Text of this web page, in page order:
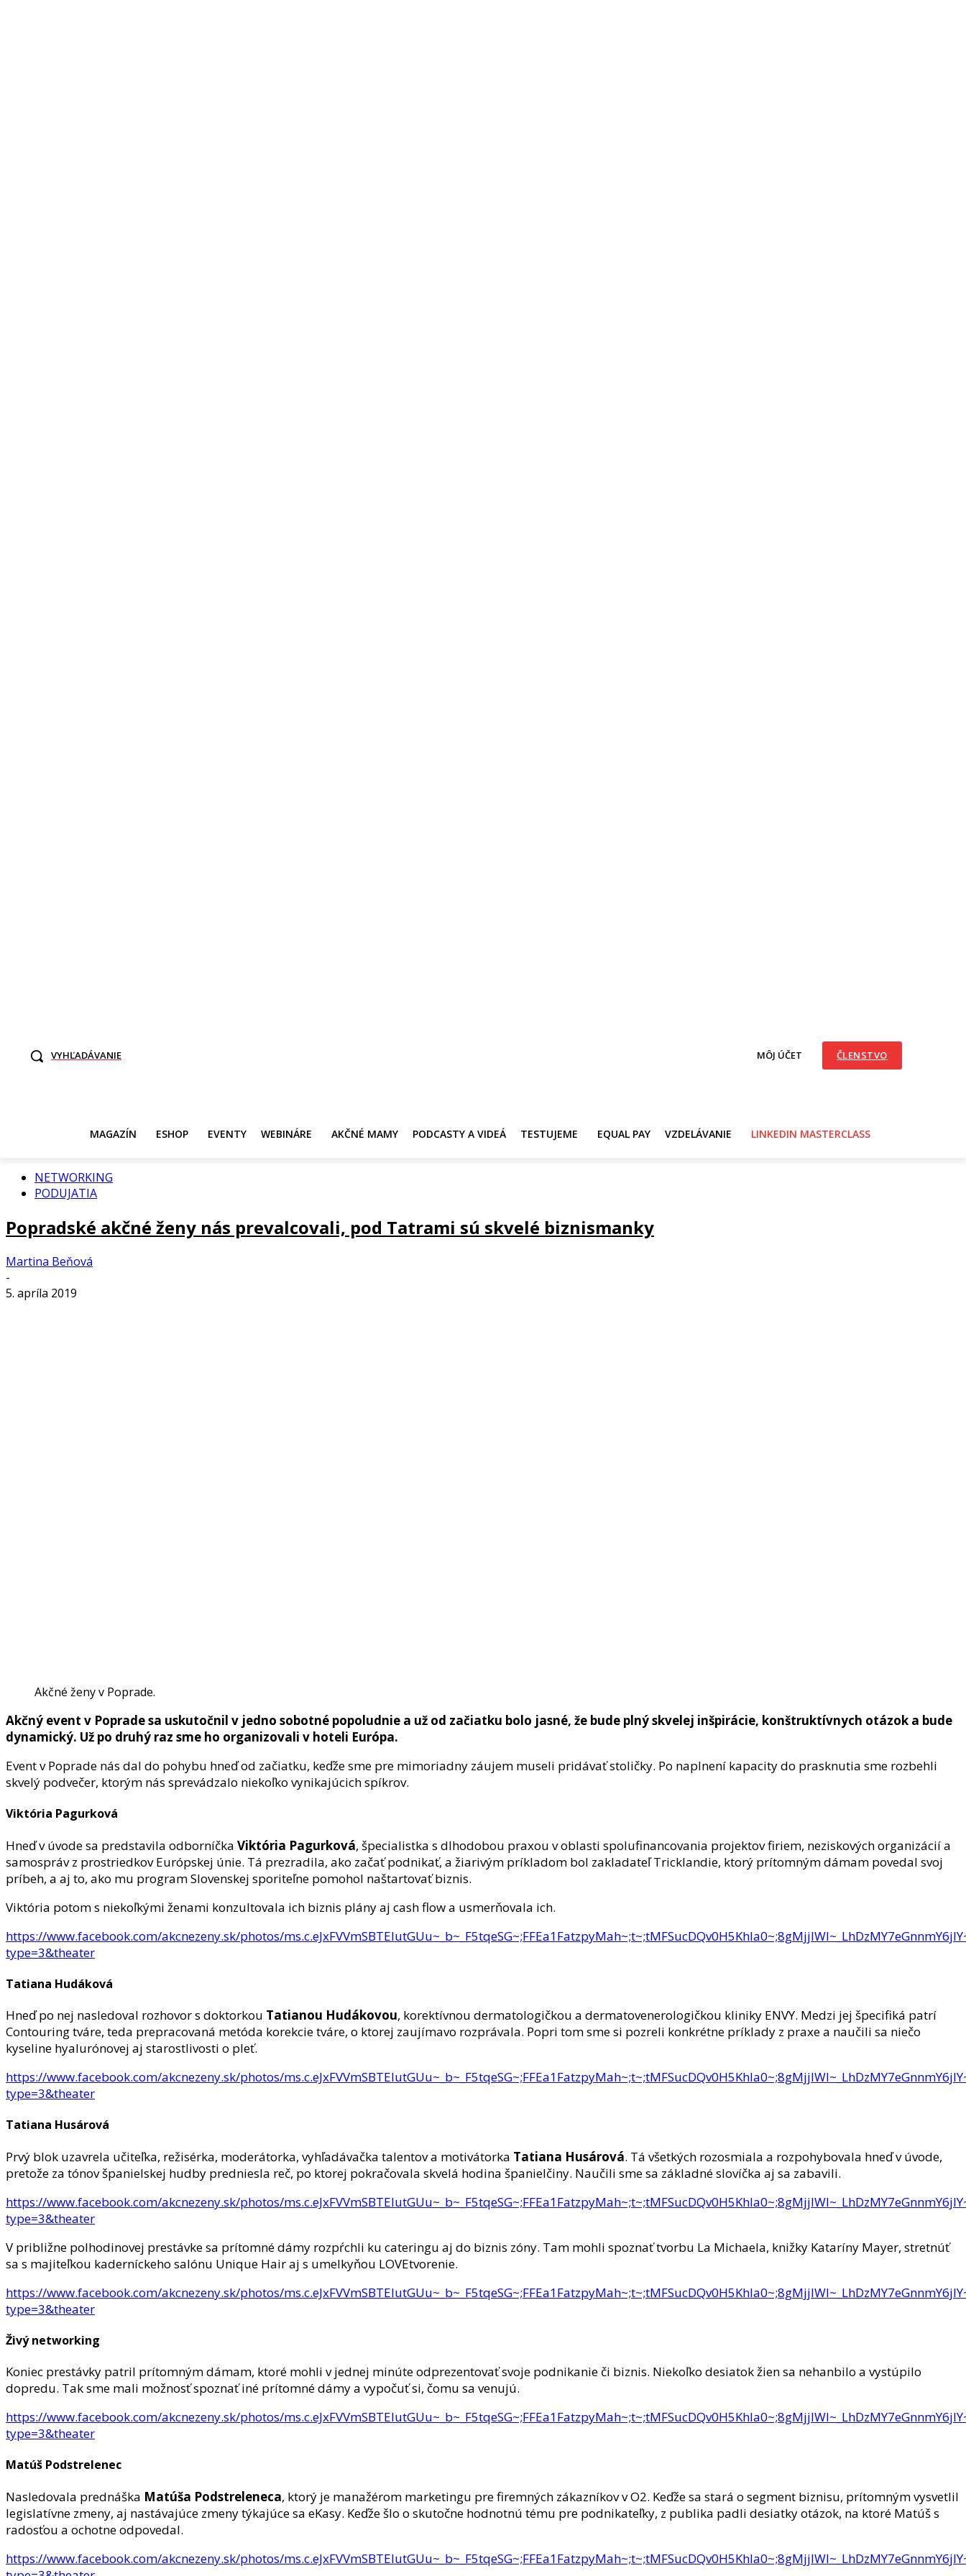
VYHĽADÁVANIE MÔJ ÚČET ČLENSTVO
MAGAZÍN ESHOP EVENTY WEBINÁRE AKČNÉ MAMY PODCASTY A VIDEÁ TESTUJEME EQUAL PAY VZDELÁVANIE LINKEDIN MASTERCLASS
NETWORKING
PODUJATIA
Popradské akčné ženy nás prevalcovali, pod Tatrami sú skvelé biznismanky
Martina Beňová
-
5. apríla 2019
Akčné ženy v Poprade.
Akčný event v Poprade sa uskutočnil v jedno sobotné popoludnie a už od začiatku bolo jasné, že bude plný skvelej inšpirácie, konštruktívnych otázok a bude
dynamický. Už po druhý raz sme ho organizovali v hoteli Európa.
Event v Poprade nás dal do pohybu hneď od začiatku, keďže sme pre mimoriadny záujem museli pridávať stoličky. Po naplnení kapacity do prasknutia sme rozbehli
skvelý podvečer, ktorým nás sprevádzalo niekoľko vynikajúcich spíkrov.
Viktória Pagurková
Hneď v úvode sa predstavila odborníčka Viktória Pagurková, špecialistka s dlhodobou praxou v oblasti spolufinancovania projektov firiem, neziskových organizácií a
samospráv z prostriedkov Európskej únie. Tá prezradila, ako začať podnikať, a žiarivým príkladom bol zakladateľ Tricklandie, ktorý prítomným dámam povedal svoj
príbeh, a aj to, ako mu program Slovenskej sporiteľne pomohol naštartovať biznis.
Viktória potom s niekoľkými ženami konzultovala ich biznis plány aj cash flow a usmerňovala ich.
https://www.facebook.com/akcnezeny.sk/photos/
type=3&theater
Tatiana Hudáková
Hneď po nej nasledoval rozhovor s doktorkou Tatianou Hudákovou, korektívnou dermatologičkou a dermatovenerologičkou kliniky ENVY. Medzi jej špecifiká patrí
Contouring tváre, teda prepracovaná metóda korekcie tváre, o ktorej zaujímavo rozprávala. Popri tom sme si pozreli konkrétne príklady z praxe a naučili sa niečo
kyseline hyalurónovej aj starostlivosti o pleť.
https://www.facebook.com/akcnezeny.sk/photos/
type=3&theater
Tatiana Husárová
Prvý blok uzavrela učiteľka, režisérka, moderátorka, vyhľadávačka talentov a motivátorka Tatiana Husárová. Tá všetkých rozosmiala a rozpohybovala hneď v úvode,
pretože za tónov španielskej hudby predniesla reč, po ktorej pokračovala skvelá hodina španielčiny. Naučili sme sa základné slovíčka aj sa zabavili.
https://www.facebook.com/akcnezeny.sk/photos/
type=3&theater
V približne polhodinovej prestávke sa prítomné dámy rozpŕchli ku cateringu aj do biznis zóny. Tam mohli spoznať tvorbu La Michaela, knižky Kataríny Mayer, stretnúť
sa s majiteľkou kaderníckeho salónu Unique Hair aj s umelkyňou LOVEtvorenie.
https://www.facebook.com/akcnezeny.sk/photos/
type=3&theater
Živý networking
Koniec prestávky patril prítomným dámam, ktoré mohli v jednej minúte odprezentovať svoje podnikanie či biznis. Niekoľko desiatok žien sa nehanbilo a vystúpilo
dopredu. Tak sme mali možnosť spoznať iné prítomné dámy a vypočuť si, čomu sa venujú.
https://www.facebook.com/akcnezeny.sk/photos/
type=3&theater
Matúš Podstrelenec
Nasledovala prednáška Matúša Podstreleneca, ktorý je manažérom marketingu pre firemných zákazníkov v O2. Keďže sa stará o segment biznisu, prítomným vysvetlil
legislatívne zmeny, aj nastávajúce zmeny týkajúce sa eKasy. Keďže šlo o skutočne hodnotnú tému pre podnikateľky, z publika padli desiatky otázok, na ktoré Matúš s
radosťou a ochotne odpovedal.
https://www.facebook.com/akcnezeny.sk/photos/